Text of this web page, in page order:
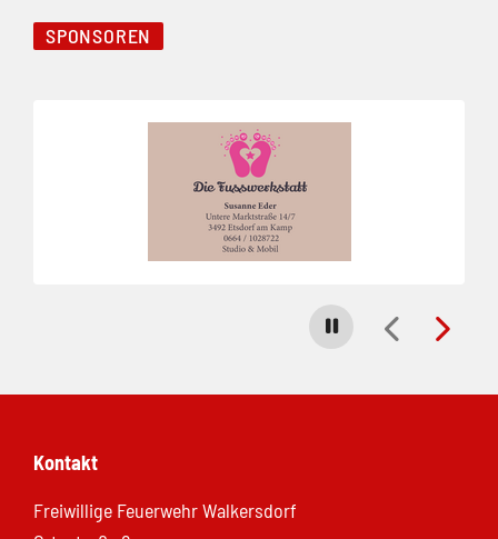
SPONSOREN
Carousel stoppen
Kontakt
Freiwillige Feuerwehr Walkersdorf